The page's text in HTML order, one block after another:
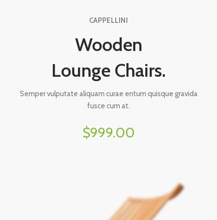
CAPPELLINI
Wooden
Lounge Chairs.
Semper vulputate aliquam curae entum quisque gravida
fusce cum at.
$999.00